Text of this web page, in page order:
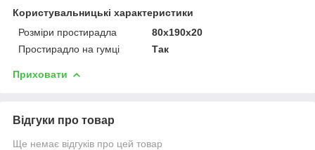
Користувальницькі характеристики
Розміри простирадла
80х190х20
Простирадло на гумці
Так
Приховати
Відгуки про товар
Ще немає відгуків про цей товар